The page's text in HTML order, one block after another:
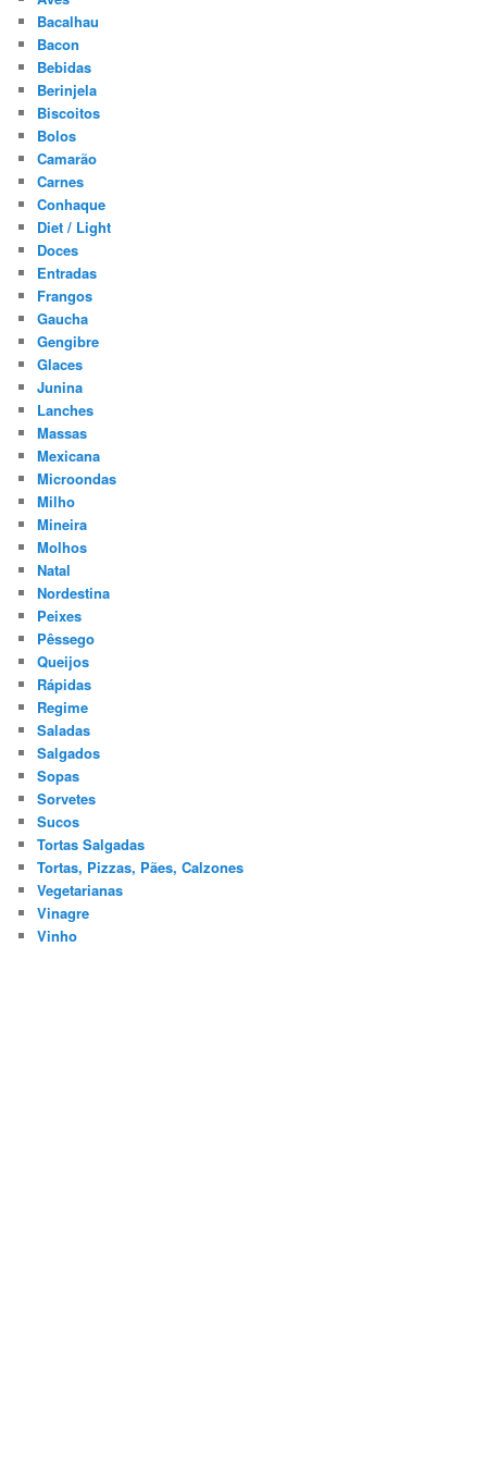
Bacalhau
Bacon
Bebidas
Berinjela
Biscoitos
Bolos
Camarão
Carnes
Conhaque
Diet / Light
Doces
Entradas
Frangos
Gaucha
Gengibre
Glaces
Junina
Lanches
Massas
Mexicana
Microondas
Milho
Mineira
Molhos
Natal
Nordestina
Peixes
Pêssego
Queijos
Rápidas
Regime
Saladas
Salgados
Sopas
Sorvetes
Sucos
Tortas Salgadas
Tortas, Pizzas, Pães, Calzones
Vegetarianas
Vinagre
Vinho